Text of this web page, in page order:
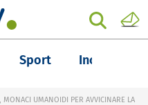
Sport Inchieste
MONACI UMANOIDI PER AVVICINARE LA